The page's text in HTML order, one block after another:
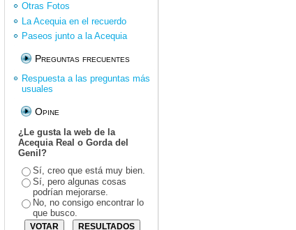
Otras Fotos
La Acequia en el recuerdo
Paseos junto a la Acequia
Preguntas frecuentes
Respuesta a las preguntas más
usuales
Opine
¿Le gusta la web de la
Acequia Real o Gorda del
Genil?
Sí, creo que está muy bien.
Sí, pero algunas cosas
podrían mejorarse.
No, no consigo encontrar lo
que busco.